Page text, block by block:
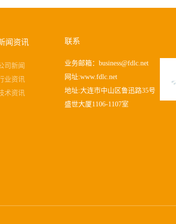
闻资讯
司新闻
业资讯
术资讯
联系
业务邮箱： business@fdlc.net
网址:www.fdlc.net
地址:大连市中山区鲁迅路35号
盛世大厦1106-1107室